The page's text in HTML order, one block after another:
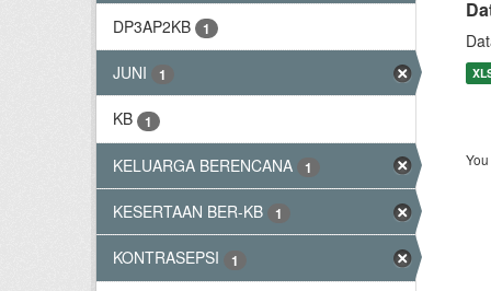
DP3AP2KB 1
JUNI 1
KB 1
KELUARGA BERENCANA 1
KESERTAAN BER-KB 1
KONTRASEPSI 1